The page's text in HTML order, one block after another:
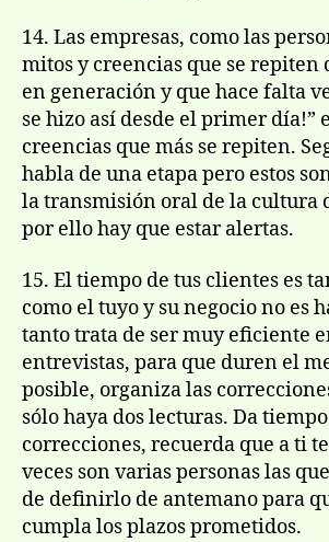
14. Las empresas, como las
mitos y creencias que se repiten
en generación y que hace falta
se hizo así desde el primer día!”
creencias que más se repiten.
habla de una etapa pero estos
la transmisión oral de la cultura
por ello hay que estar alertas.
15. El tiempo de tus clientes es
como el tuyo y su negocio no es
tanto trata de ser muy eficiente
entrevistas, para que duren el
posible, organiza las
sólo haya dos lecturas. Da
correcciones, recuerda que a ti
veces son varias personas las
de definirlo de antemano para
cumpla los plazos prometidos.